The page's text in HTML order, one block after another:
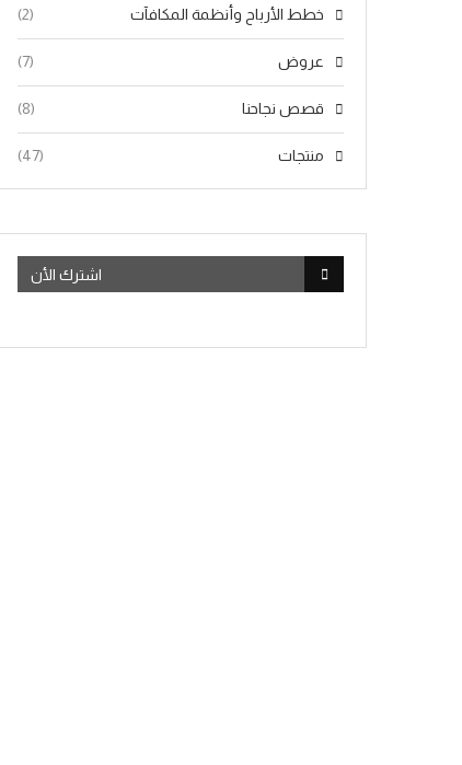
خطط الأرباح وأنظمة المكافآت (2)
عروض (7)
قصص نجاحنا (8)
منتجات (47)
اشترك الأن